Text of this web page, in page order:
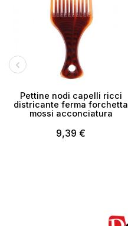
Pettine nodi capelli ricci
districante ferma forchetta
mossi acconciatura
9,39 €